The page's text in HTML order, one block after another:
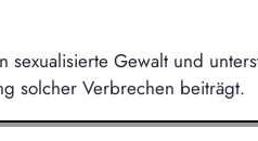
Gewalt und
solcher Verbrechen beiträgt.